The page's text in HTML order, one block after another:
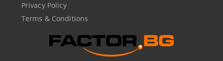
Privacy Policy
Terms & Conditions